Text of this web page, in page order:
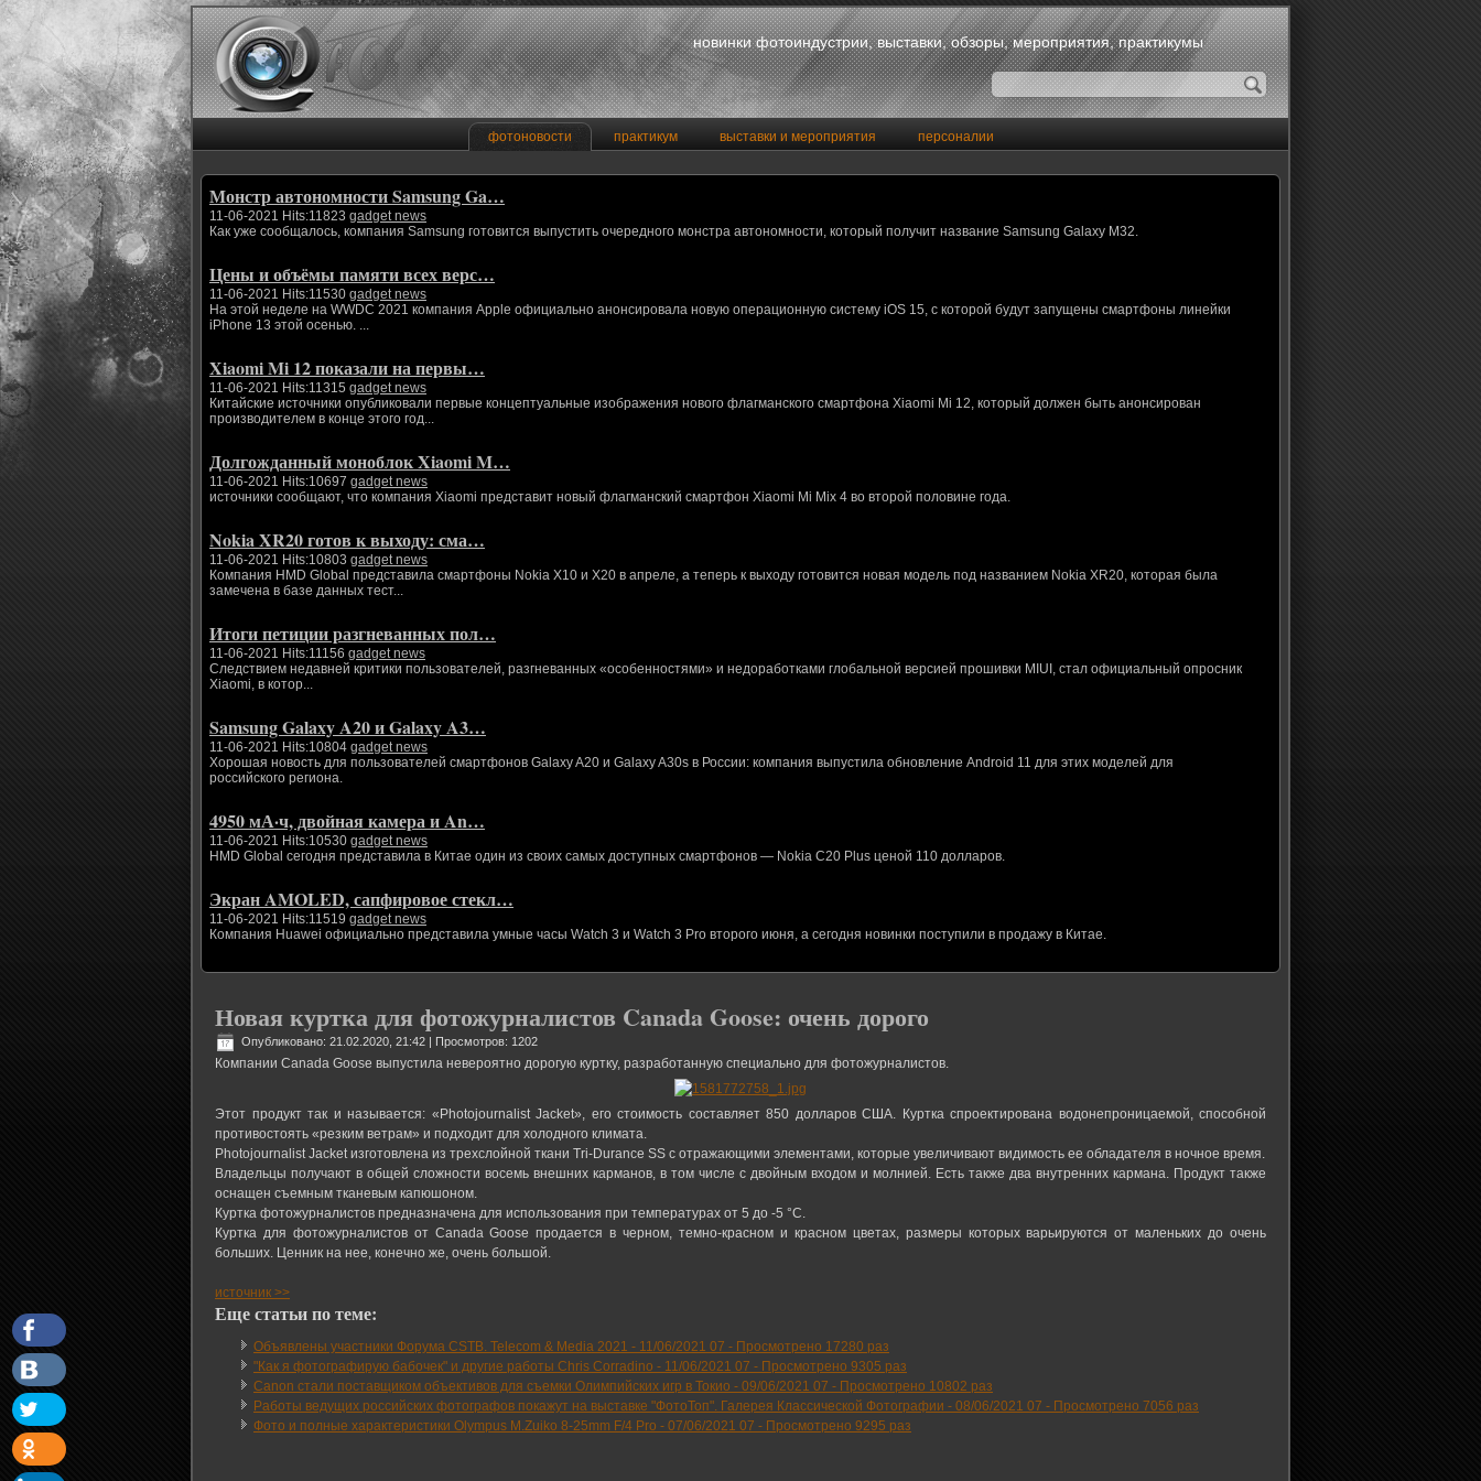
новинки фотоиндустрии, выставки, обзоры, мероприятия, практикумы
фотоновости практикум выставки и мероприятия персоналии
Монстр автономности Samsung Ga…
11-06-2021 Hits:11823 gadget news
Как уже сообщалось, компания Samsung готовится выпустить очередного монстра автономности, который получит название Samsung Galaxy M32.
Цены и объёмы памяти всех верс…
11-06-2021 Hits:11530 gadget news
На этой неделе на WWDC 2021 компания Apple официально анонсировала новую операционную систему iOS 15, с которой будут запущены смартфоны линейки
iPhone 13 этой осенью. ...
Xiaomi Mi 12 показали на первы…
11-06-2021 Hits:11315 gadget news
Китайские источники опубликовали первые концептуальные изображения нового флагманского смартфона Xiaomi Mi 12, который должен быть анонсирован
производителем в конце этого год...
Долгожданный моноблок Xiaomi M…
11-06-2021 Hits:10697 gadget news
источники сообщают, что компания Xiaomi представит новый флагманский смартфон Xiaomi Mi Mix 4 во второй половине года.
Nokia XR20 готов к выходу: сма…
11-06-2021 Hits:10803 gadget news
Компания HMD Global представила смартфоны Nokia X10 и X20 в апреле, а теперь к выходу готовится новая модель под названием Nokia XR20, которая была
замечена в базе данных тест...
Итоги петиции разгневанных пол…
11-06-2021 Hits:11156 gadget news
Следствием недавней критики пользователей, разгневанных «особенностями» и недоработками глобальной версией прошивки MIUI, стал официальный опросник
Xiaomi, в котор...
Samsung Galaxy A20 и Galaxy A3…
11-06-2021 Hits:10804 gadget news
Хорошая новость для пользователей смартфонов Galaxy A20 и Galaxy A30s в России: компания выпустила обновление Android 11 для этих моделей для
российского региона.
4950 мА·ч, двойная камера и An…
11-06-2021 Hits:10530 gadget news
HMD Global сегодня представила в Китае один из своих самых доступных смартфонов — Nokia C20 Plus ценой 110 долларов.
Экран AMOLED, сапфировое стекл…
11-06-2021 Hits:11519 gadget news
Компания Huawei официально представила умные часы Watch 3 и Watch 3 Pro второго июня, а сегодня новинки поступили в продажу в Китае.
Новая куртка для фотожурналистов Canada Goose: очень дорого
Опубликовано: 21.02.2020, 21:42 | Просмотров: 1202
Компании Canada Goose выпустила невероятно дорогую куртку, разработанную специально для фотожурналистов.
Этот продукт так и называется: «Photojournalist Jacket», его стоимость составляет 850 долларов США. Куртка спроектирована водонепроницаемой, способной
противостоять «резким ветрам» и подходит для холодного климата.
Photojournalist Jacket изготовлена из трехслойной ткани Tri-Durance SS с отражающими элементами, которые увеличивают видимость ее обладателя в ночное время.
Владельцы получают в общей сложности восемь внешних карманов, в том числе с двойным входом и молнией. Есть также два внутренних кармана. Продукт также
оснащен съемным тканевым капюшоном.
Куртка фотожурналистов предназначена для использования при температурах от 5 до -5 °С.
Куртка для фотожурналистов от Canada Goose продается в черном, темно-красном и красном цветах, размеры которых варьируются от маленьких до очень
больших. Ценник на нее, конечно же, очень большой.
источник >>
Еще статьи по теме:
Объявлены участники Форума CSTB. Telecom & Media 2021 - 11/06/2021 07 - Просмотрено 17280 раз
"Как я фотографирую бабочек" и другие работы Chris Corradino - 11/06/2021 07 - Просмотрено 9305 раз
Canon стали поставщиком объективов для съемки Олимпийских игр в Токио - 09/06/2021 07 - Просмотрено 10802 раз
Работы ведущих российских фотографов покажут на выставке "ФотоТоп". Галерея Классической Фотографии - 08/06/2021 07 - Просмотрено 7056 раз
Фото и полные характеристики Olympus M.Zuiko 8-25mm F/4 Pro - 07/06/2021 07 - Просмотрено 9295 раз